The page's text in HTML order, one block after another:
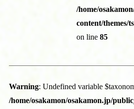
/home/
content/themes/
on line85
Warning: Undefined variable
/home/osakamon/osakamon.jp/